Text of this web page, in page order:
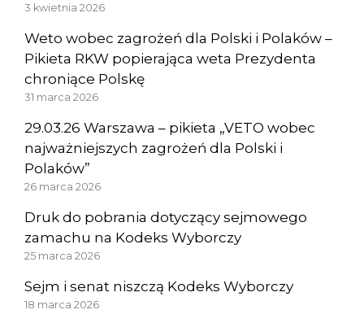
3 kwietnia 2026
Weto wobec zagrożeń dla Polski i Polaków –
Pikieta RKW popierająca weta Prezydenta
chroniące Polskę
31 marca 2026
29.03.26 Warszawa – pikieta „VETO wobec
najważniejszych zagrożeń dla Polski i
Polaków”
26 marca 2026
Druk do pobrania dotyczący sejmowego
zamachu na Kodeks Wyborczy
25 marca 2026
Sejm i senat niszczą Kodeks Wyborczy
18 marca 2026